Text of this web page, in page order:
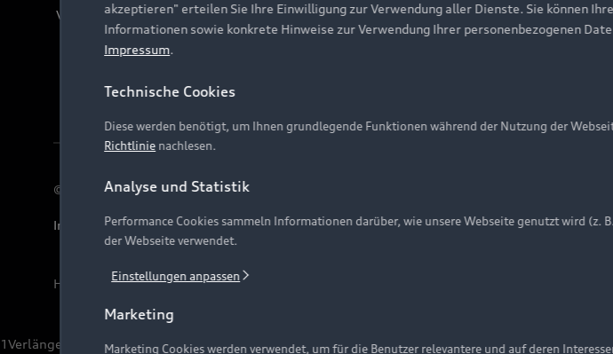
akzeptieren" erteilen Sie Ihre Einwilligung zur Verwendung aller Dienste. Sie können
Informationen sowie konkrete Hinweise zur Verwendung Ihrer personenbezogenen
Impressum.
Technische Cookies
Diese werden benötigt, um Ihnen grundlegende Funktionen während der Nutzung der
Richtlinie nachlesen.
Analyse und Statistik
Performance Cookies sammeln Informationen darüber, wie unsere Webseite genutzt wird (z.
der Webseite verwendet.
Einstellungen anpassen
Marketing
Marketing Cookies werden verwendet, um für die Benutzer relevantere und auf deren
Vertrag widerrufen
© 2026 AUDI AG. Alle Rechte vorbehalten
Impressum Rechtliches Hinweisgebersystem Datenschutzinformation Cookie-
Hinweis: Die aktuelle Darstellung und Anordnung der Embleme am Fahrzeug bei allen
1Verlängerung vorbehalten.